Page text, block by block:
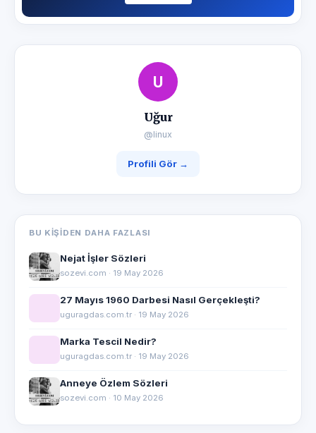
U
Uğur
@linux
Profili Gör →
BU KIŞIDEN DAHA FAZLASI
Nejat İşler Sözleri
sozevi.com · 19 May 2026
27 Mayıs 1960 Darbesi Nasıl Gerçekleşti?
uguragdas.com.tr · 19 May 2026
Marka Tescil Nedir?
uguragdas.com.tr · 19 May 2026
Anneye Özlem Sözleri
sozevi.com · 10 May 2026